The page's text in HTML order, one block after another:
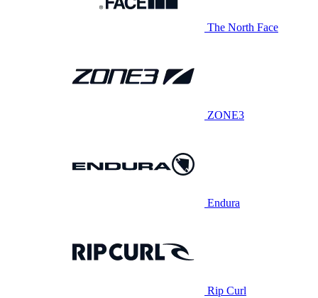
The North Face
ZONE3
Endura
Rip Curl